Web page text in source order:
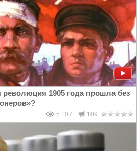
революция 1905 года прошла без
5 107 109